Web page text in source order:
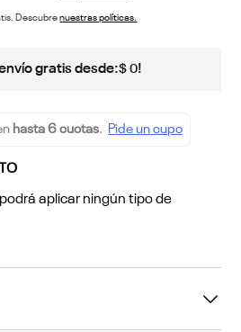
Descubrenuestras políticas.
gratis desde:$ 0!
aplicar ningún tipo de